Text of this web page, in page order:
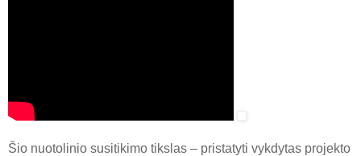
Šio nuotolinio susitikimo tikslas – pristatyti vykdytas projekto